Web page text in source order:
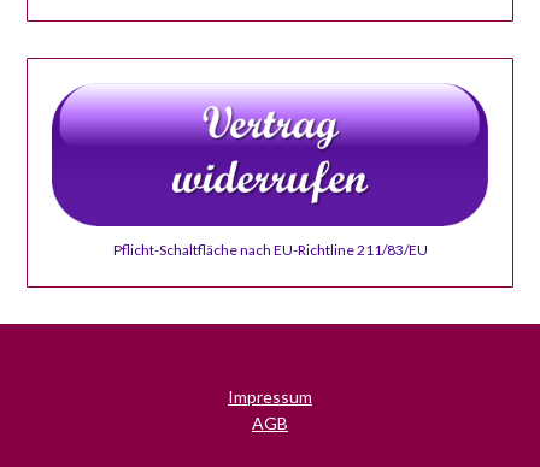
Pflicht-Schaltfläche nach EU-Richtline 211/83/EU
Impressum
AGB